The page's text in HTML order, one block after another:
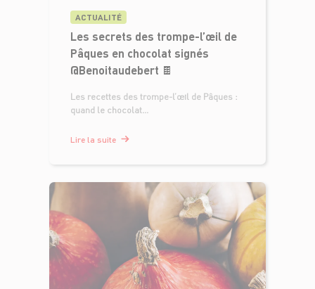
ACTUALITÉ
Les secrets des trompe-l’œil de
Pâques en chocolat signés
@Benoitaudebert 🍫
Les recettes des trompe-l’œil de Pâques :
quand le chocolat...
Lire la suite